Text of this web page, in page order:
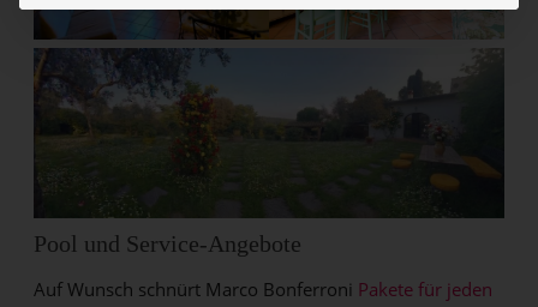
Pool und Service-Angebote
Auf Wunsch schnürt Marco Bonferroni Pakete für jeden